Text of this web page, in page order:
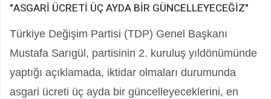
"ASGARİ ÜCRETİ ÜÇ AYDA BİR GÜNCELLEYECEĞİZ"
Türkiye Değişim Partisi (TDP) Genel Başkanı
Mustafa Sarıgül, partisinin 2. kuruluş yıldönümünde
yaptığı açıklamada, iktidar olmaları durumunda
asgari ücreti üç ayda bir güncelleyeceklerini, en